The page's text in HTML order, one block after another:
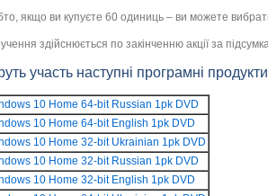
якщо ви купуєте 60 одиниць – ви можете
здійснюється по закінченню акції за
участь наступні програмні
10 Home 64-bit Russian 1pk DVD
10 Home 64-bit English 1pk DVD
10 Home 32-bit Ukrainian 1pk DVD
10 Home 32-bit Russian 1pk DVD
10 Home 32-bit English 1pk DVD